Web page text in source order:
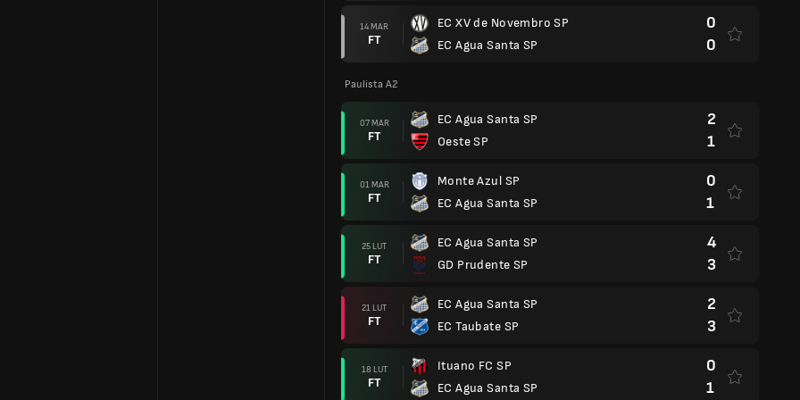
14 MAR
FT
EC XV de Novembro SP
EC Agua Santa SP
0
0
Paulista A2
07 MAR
FT
EC Agua Santa SP
Oeste SP
2
1
01 MAR
FT
Monte Azul SP
EC Agua Santa SP
0
1
25 LUT
FT
EC Agua Santa SP
GD Prudente SP
4
3
21 LUT
FT
EC Agua Santa SP
EC Taubate SP
2
3
18 LUT
FT
Ituano FC SP
EC Agua Santa SP
0
1